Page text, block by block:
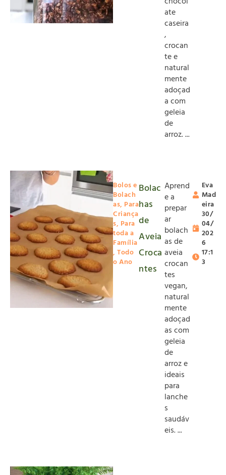
ate
caseira
,
crocan
te e
natural
mente
adoçad
a com
geleia
de
arroz. ...
Bolos e
Bolach
as, Para
Criança
s, Para
toda a
Família
, Todo
o Ano
Bolac
has
de
Aveia
Croca
ntes
Aprend
e a
prepar
ar
bolach
as de
aveia
crocan
tes
vegan,
natural
mente
adoçad
as com
geleia
de
arroz e
ideais
para
lanche
s
saudáv
eis. ...
Eva
Mad
eira
30/
04/
202
6
17:1
3